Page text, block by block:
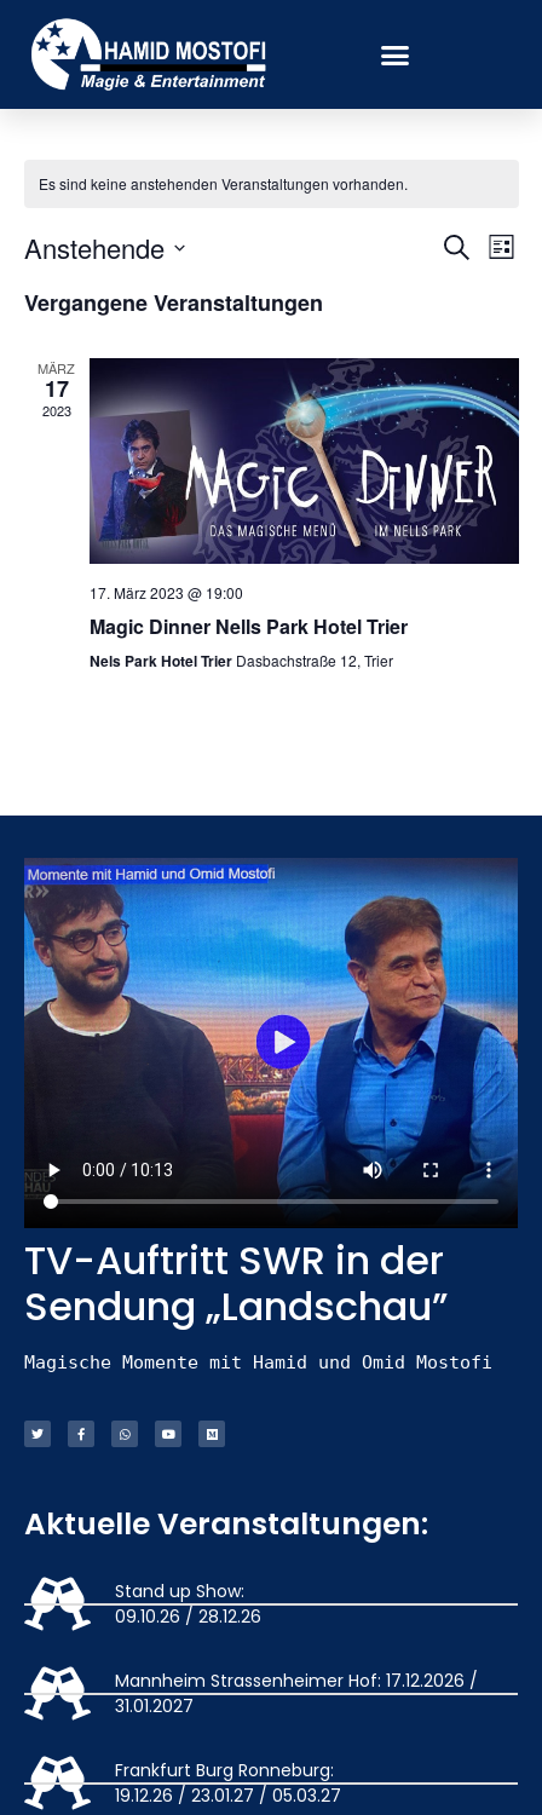
Dinner Show Mittelmosel
Es sind keine anstehenden Veranstaltungen vorhanden.
SucheListe
Anstehende
wählen.
Vergangene Veranstaltungen
MÄRZ
17
2023
17. März 2023 @ 19:00
Magic Dinner Nells Park Hotel Trier
Nels Park Hotel Trier Dasbachstraße 12, Trier
TV-Auftritt SWR in der
Sendung „Landschau”
Magische Momente mit Hamid und Omid Mostofi
Aktuelle Veranstaltungen:
Stand up Show:
09.10.26 / 28.12.26
Mannheim Strassenheimer Hof: 17.12.2026 /
31.01.2027
Frankfurt Burg Ronneburg:
19.12.26 / 23.01.27 / 05.03.27